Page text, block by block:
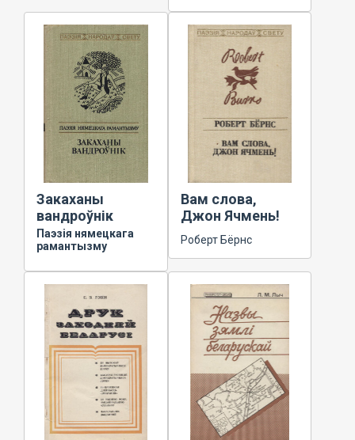
Закаханы
вандроўнік
Паэзія нямецкага
рамантызму
Вам слова,
Джон Ячмень!
Роберт Бёрнс